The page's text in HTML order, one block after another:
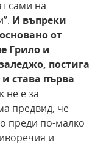
сами на
И въпреки
от
Грило и
постига
става първа
не е за
предвид, че
преди по-малко
и